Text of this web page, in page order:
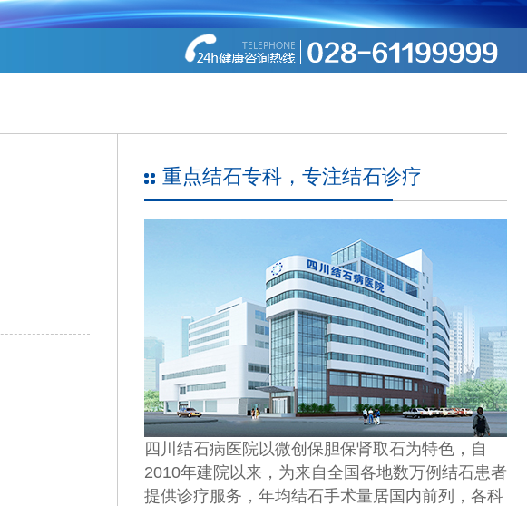
重点结石专科，专注结石诊疗
四川结石病医院以微创保胆保肾取石为特色，自
2010年建院以来，为来自全国各地数万例结石患者
提供诊疗服务，年均结石手术量居国内前列，各科